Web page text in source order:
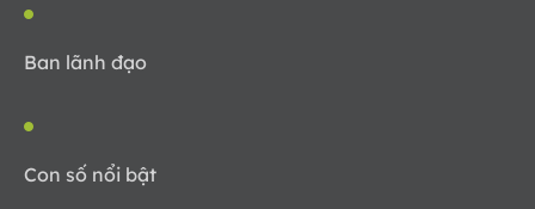
Ban lãnh đạo
Con số nổi bật